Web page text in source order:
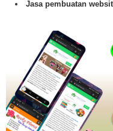
Jasa pembuatan